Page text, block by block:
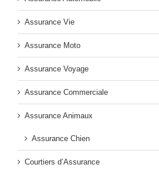
Assurance Vie
Assurance Moto
Assurance Voyage
Assurance Commerciale
Assurance Animaux
Assurance Chien
Courtiers d’Assurance